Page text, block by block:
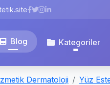
Blog Kategoriler
Dermatoloji Yüz